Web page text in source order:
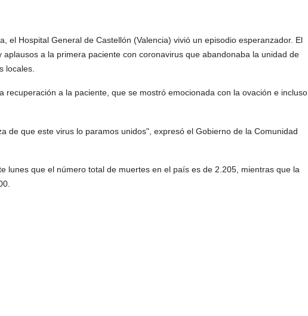
el Hospital General de Castellón (Valencia) vivió un episodio esperanzador. El
a la primera paciente con coronavirus que abandonaba la unidad de
locales.
recuperación a la paciente, que se mostró emocionada con la ovación e incluso
de que este virus lo paramos unidos", expresó el Gobierno de la Comunidad
lunes que el número total de muertes en el país es de 2.205, mientras que la